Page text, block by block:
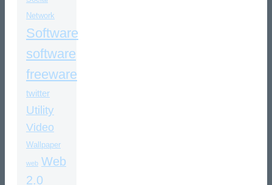
Network
Software
software
freeware
twitter
Utility
Video
Wallpaper
web Web
2.0